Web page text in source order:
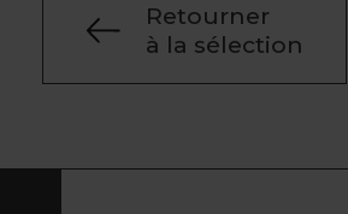
Retourner
à la sélection